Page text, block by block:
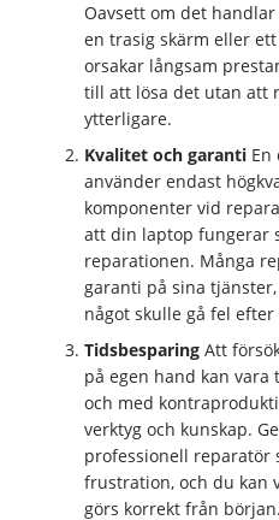
Oavsett om det
en trasig skärm eller
orsakar långsam
till att lösa det utan att
ytterligare.
Kvalitet och garanti
använder endast
komponenter vid
att din laptop fungerar
reparationen. Många
garanti på sina
något skulle gå fel
Tidsbesparing Att
på egen hand kan
och med
verktyg och kunskap.
professionell reparatör
frustration, och du kan
görs korrekt från början.